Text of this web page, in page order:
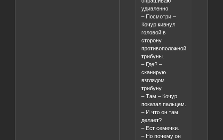
удивленно.
– Посмотри –
Кочур кивнул
головой в
сторону
противоположной
трибуны.
– Где? –
сканирую
взглядом
трибуну.
– Там – Кочур
показал пальцем.
– И что он там
делает?
– Ест семечки.
– Но почему он